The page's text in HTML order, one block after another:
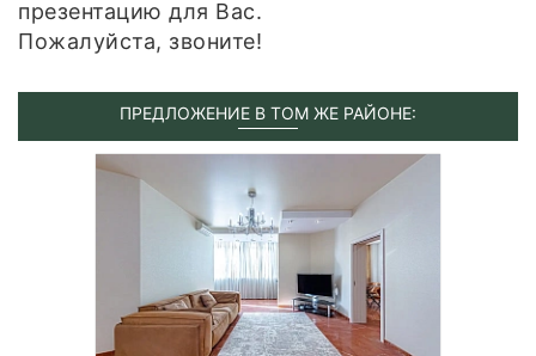
презентацию для Вас.
Пожалуйста, звоните!
ПРЕДЛОЖЕНИЕ В ТОМ ЖЕ РАЙОНЕ: